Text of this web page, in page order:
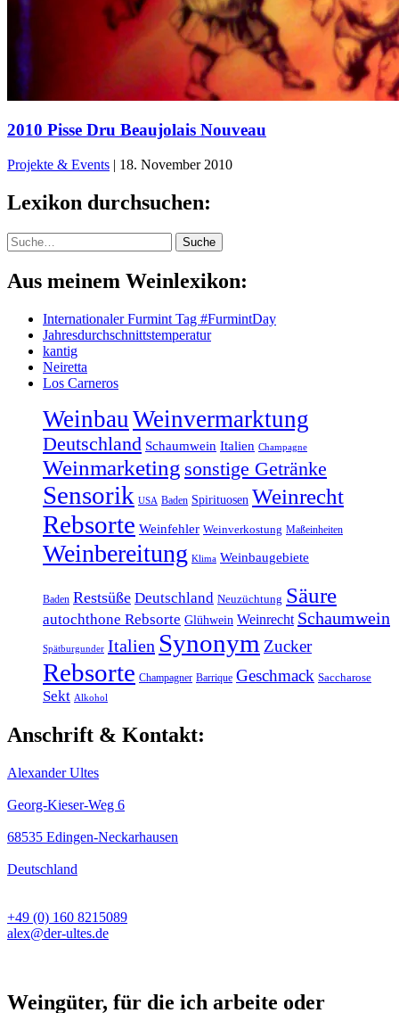
2010 Pisse Dru Beaujolais Nouveau
Projekte & Events | 18. November 2010
Lexikon durchsuchen:
Suche Suche
Aus meinem Weinlexikon:
Internationaler Furmint Tag #FurmintDay
Jahresdurchschnittstemperatur
kantig
Neiretta
Los Carneros
Weinbau Weinvermarktung
Deutschland Schaumwein Italien Champagne
Weinmarketing sonstige Getränke
Sensorik USA Baden Spirituosen Weinrecht
Rebsorte Weinfehler Weinverkostung Maßeinheiten
Weinbereitung Klima Weinbaugebiete
Baden Restsüße Deutschland Neuzüchtung Säure
autochthone Rebsorte Glühwein Weinrecht Schaumwein
Spätburgunder Italien Synonym Zucker
Rebsorte Champagner Barrique Geschmack Saccharose
Sekt Alkohol
Anschrift & Kontakt:
Alexander Ultes
Georg-Kieser-Weg 6
68535 Edingen-Neckarhausen
Deutschland
+49 (0) 160 8215089
alex@der-ultes.de
Weingüter, für die ich arbeite oder